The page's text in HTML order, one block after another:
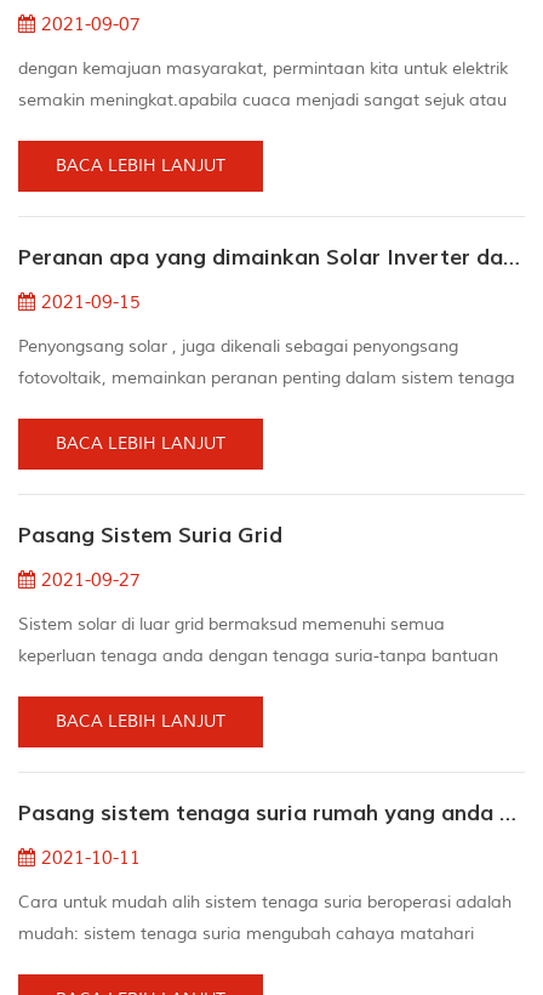
semestin...
2021-09-07
dengan kemajuan masyarakat, permintaan kita untuk elektrik
semakin meningkat.apabila cuaca menjadi sangat sejuk atau
elektrik syarikat menjadi sangat mahal.jadi tenaga alternatif
solar telah muncul.untuk menggunakan tenaga suria, anda
bahawa tenaga suria adalah pilihan yang baik untuk per...
BACA LEBIH LANJUT
Peranan apa yang dimainkan Solar Inverter dalam Sistem Tenaga Suria Rumah
2021-09-15
Penyongsang solar , juga dikenali sebagai penyongsang
fotovoltaik, memainkan peranan penting dalam sistem tenaga
otak projek. Penyongsang panel solar adalah baik untuk
menukar arus terus ke arus bolak. Arus terus adalah kuasa
dalam menyediakan arus apabila tidak ada elektrik. Apakah
per...
BACA LEBIH LANJUT
Pasang Sistem Suria Grid
2021-09-27
Sistem solar di luar grid bermaksud memenuhi semua
keperluan tenaga anda dengan tenaga suria-tanpa bantuan
penjanaan tenaga suria, seperti sel suria, yang dipasangkan
dengan sistem simpanan tenaga di tempat penggunaan
penjanaan kuasa, dan sistem penjanaan kuasa di luar grid
tidak terkecu...
BACA LEBIH LANJUT
Pasang sistem tenaga suria rumah yang anda perlukan pada musim panas
2021-10-11
Cara untuk mudah alih sistem tenaga suria beroperasi adalah
mudah: sistem tenaga suria mengubah cahaya matahari